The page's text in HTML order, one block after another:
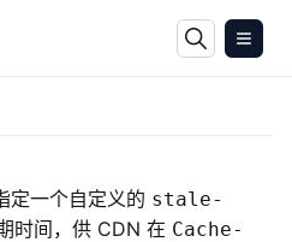
定一个自定义的 stale-
时间，供 CDN 在 Cache-